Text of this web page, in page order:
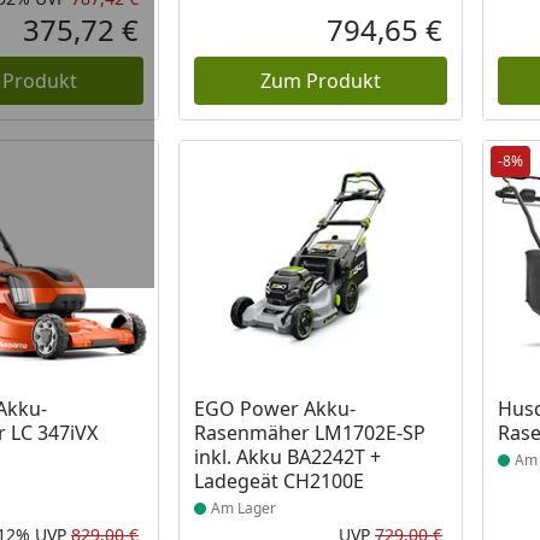
Rabatt in Prozent
Ursprünglicher Preis
Aktueller Preis
375,72 € Aktueller
794,65 €
Zum Produkt
347iVX
UVP 829,00 €
EGO Power Akku-
Rasenmäher LM1702E-SP
inkl. Akku BA2242T +
Ladegeät CH2100E
Produkt am Lager
Am Lager
UVP 729,00 €
-8%